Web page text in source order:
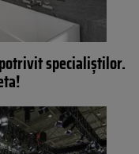
specialiștilor.